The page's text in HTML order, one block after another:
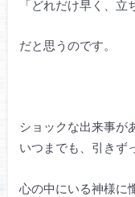
「どれだけ早く、立
だと思うのです。
ショックな出来事が
いつまでも、引きず
心の中にいる神様に